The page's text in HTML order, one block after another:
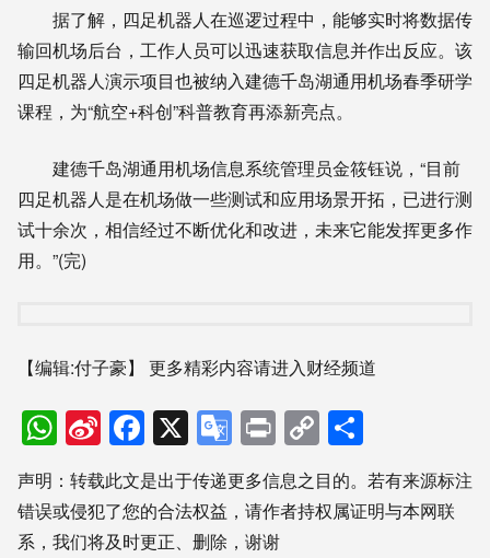
据了解，四足机器人在巡逻过程中，能够实时将数据传
输回机场后台，工作人员可以迅速获取信息并作出反应。该
四足机器人演示项目也被纳入建德千岛湖通用机场春季研学
课程，为“航空+科创”科普教育再添新亮点。
建德千岛湖通用机场信息系统管理员金筱钰说，“目前
四足机器人是在机场做一些测试和应用场景开拓，已进行测
试十余次，相信经过不断优化和改进，未来它能发挥更多作
用。”(完)
【编辑:付子豪】 更多精彩内容请进入财经频道
WhatsApp
Sina
Weibo
Facebook
X Google
Translate
PrintCopy
Link享
声明：转载此文是出于传递更多信息之目的。若有来源标注
错误或侵犯了您的合法权益，请作者持权属证明与本网联
系，我们将及时更正、删除，谢谢